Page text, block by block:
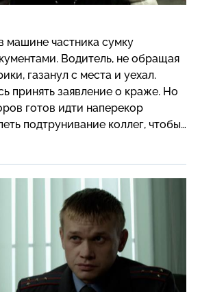
машине частника сумку
Водитель, не обращая
газанул с места и уехал.
принять заявление о краже. Но
готов идти наперекор
подтрунивание коллег, чтобы
беду девушке. А вскоре
от него 150 тысяч долларов…